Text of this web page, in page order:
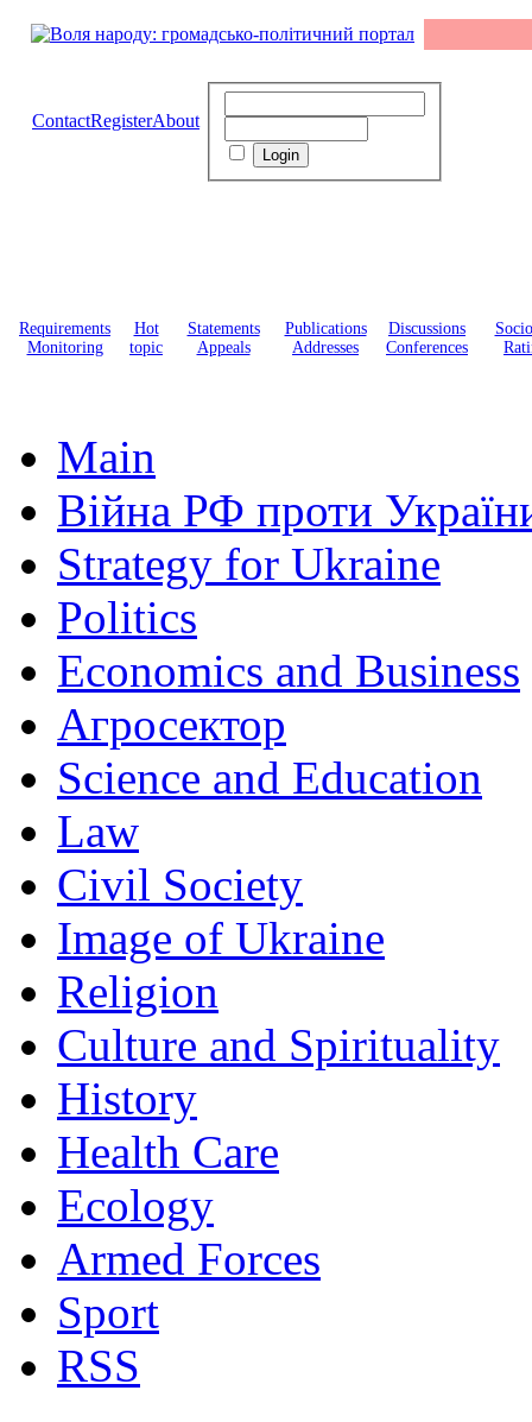
ContactRegisterAbout
Requirements
Monitoring
Hot
topic
Statements
Appeals
Publications
Addresses
Discussions
Conferences
Main
Війна РФ проти
Strategy for Ukraine
Politics
Economics and Business
Агросектор
Science and Education
Law
Civil Society
Image of Ukraine
Religion
Culture and Spirituality
History
Health Care
Ecology
Armed Forces
Sport
RSS